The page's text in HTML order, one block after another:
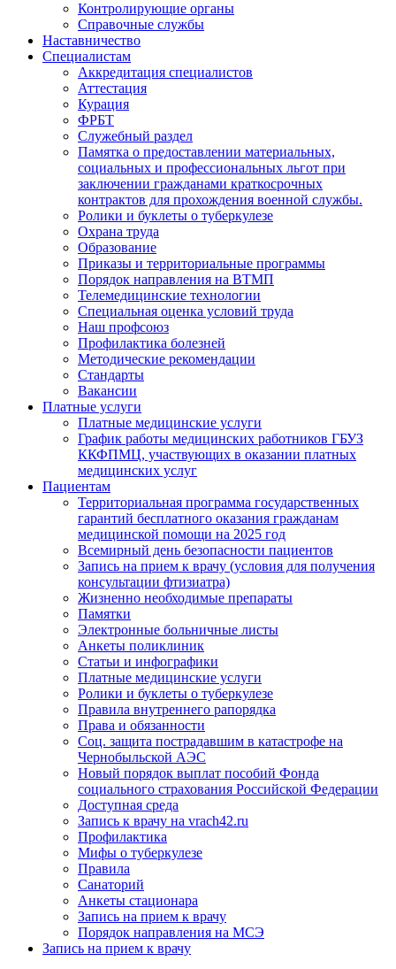
Контролирующие органы
Справочные службы
Наставничество
Специалистам
Аккредитация специалистов
Аттестация
Курация
ФРБТ
Служебный раздел
Памятка о предоставлении материальных,
социальных и профессиональных льгот при
заключении гражданами краткосрочных
контрактов для прохождения военной службы.
Ролики и буклеты о туберкулезе
Охрана труда
Образование
Приказы и территориальные программы
Порядок направления на ВТМП
Телемедицинские технологии
Специальная оценка условий труда
Наш профсоюз
Профилактика болезней
Методические рекомендации
Стандарты
Вакансии
Платные услуги
Платные медицинские услуги
График работы медицинских работников ГБУЗ
ККФПМЦ, участвующих в оказании платных
медицинских услуг
Пациентам
Территориальная программа государственных
гарантий бесплатного оказания гражданам
медицинской помощи на 2025 год
Всемирный день безопасности пациентов
Запись на прием к врачу (условия для получения
консультации фтизиатра)
Жизненно необходимые препараты
Памятки
Электронные больничные листы
Анкеты поликлиник
Статьи и инфографики
Платные медицинские услуги
Ролики и буклеты о туберкулезе
Правила внутреннего рапорядка
Права и обязанности
Соц. защита пострадавшим в катастрофе на
Чернобыльской АЭС
Новый порядок выплат пособий Фонда
социального страхования Российской Федерации
Доступная среда
Запись к врачу на vrach42.ru
Профилактика
Мифы о туберкулезе
Правила
Санаторий
Анкеты стационара
Запись на прием к врачу
Порядок направления на МСЭ
Запись на прием к врачу